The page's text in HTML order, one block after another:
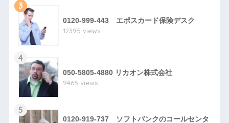
3
0120-999-443 エポスカード保険デスク
12395 views
4
050-5805-4880 リカオン株式会社
9465 views
5
0120-919-737 ソフトバンクのコールセンタ